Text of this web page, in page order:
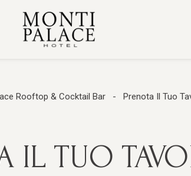
Rooftop & Cocktail Bar Prenota Il Tuo
IL TUO